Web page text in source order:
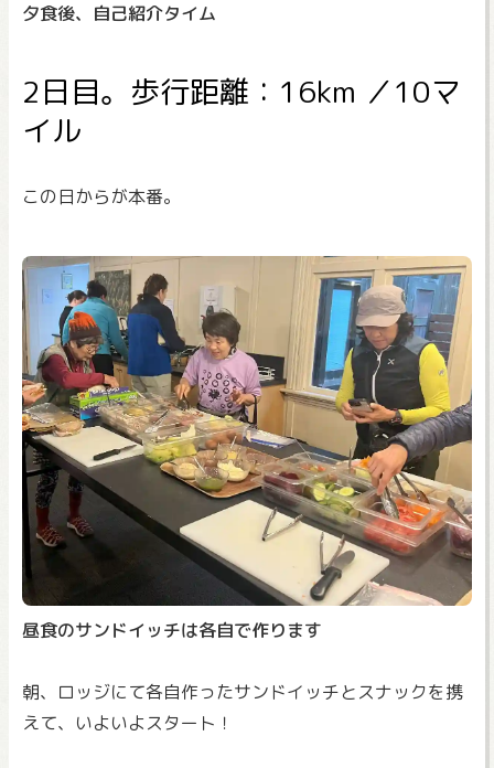
夕食後、自己紹介タイム
2日目。歩行距離：16km ／10マ
イル
この日からが本番。
昼食のサンドイッチは各自で作ります
朝、ロッジにて各自作ったサンドイッチとスナックを携
えて、いよいよスタート！